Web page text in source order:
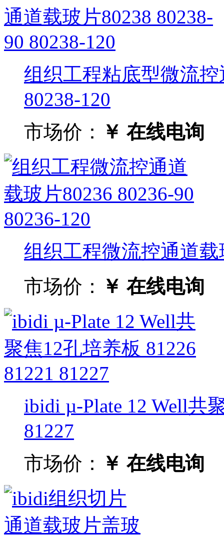
组织工程粘底型微流控
80238-120
市场价：
￥ 在线电询
组织工程微流控通道载
市场价：
￥ 在线电询
ibidi µ-Plate 12 Well共
81227
市场价：
￥ 在线电询